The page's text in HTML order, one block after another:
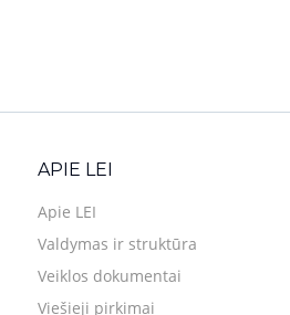
APIE LEI
Apie LEI
Valdymas ir struktūra
Veiklos dokumentai
Viešieji pirkimai